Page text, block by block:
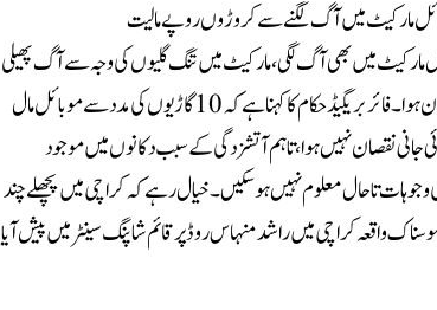
مارکیٹ میں آگ لگنے سے کروڑوں روپے مالیت
مارکیٹ میں بھی آگ لگی، مارکیٹ میں تنگ گلیوں کی وجہ سے آگ پھیلی
اور مارکیٹ میں دکان کے ساتھ دکان ملی ہوئی ہے جس کی وجہ سے آگ سے زیادہ نقصان ہوا۔فائر بریگیڈ حکام کا کہنا ہے کہ 10 گاڑیوں کی مدد سے موبائل مال
نقصان نہیں ہوا، تاہم آتشزدگی کے سبب دکانوں میں موجود
تاحال معلوم نہیں ہو سکیں۔ خیال رہے کہ کراچی میں پچھلے چند
واقعہ کراچی میں راشد منہاس روڈ پر قائم شاپنگ سینٹر میں پیش آیا